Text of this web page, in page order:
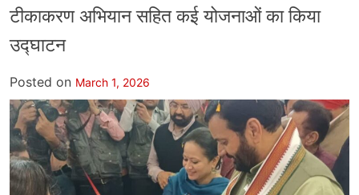
टीकाकरण अभियान सहित कई योजनाओं का किया
उद्घाटन
Posted on March 1, 2026